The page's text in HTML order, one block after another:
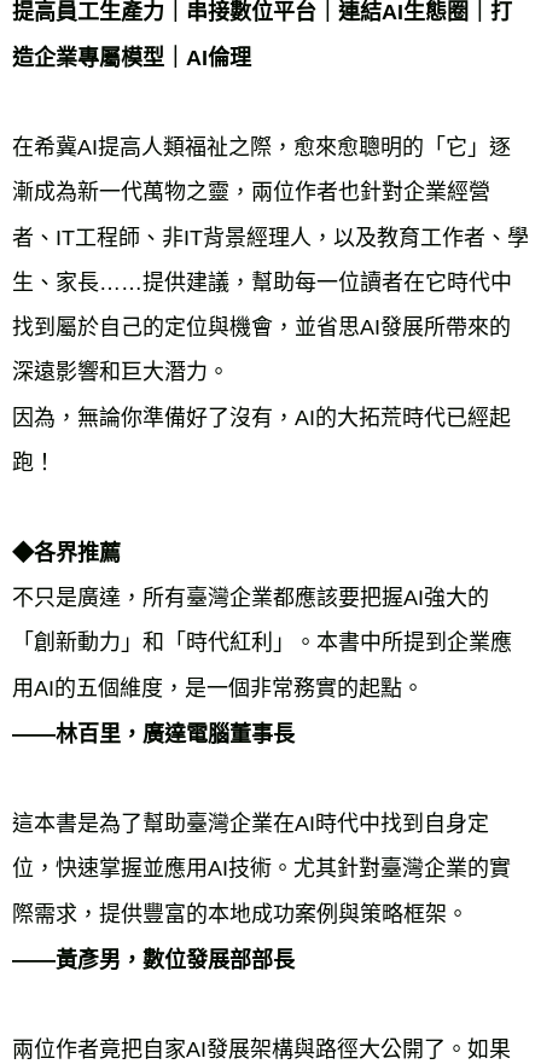
提高員工生產力｜串接數位平台｜連結AI生態圈｜打
造企業專屬模型｜AI倫理
在希冀AI提高人類福祉之際，愈來愈聰明的「它」逐
漸成為新一代萬物之靈，兩位作者也針對企業經營
者、IT工程師、非IT背景經理人，以及教育工作者、學
生、家長……提供建議，幫助每一位讀者在它時代中
找到屬於自己的定位與機會，並省思AI發展所帶來的
深遠影響和巨大潛力。
因為，無論你準備好了沒有，AI的大拓荒時代已經起
跑！
◆各界推薦
不只是廣達，所有臺灣企業都應該要把握AI強大的
「創新動力」和「時代紅利」。本書中所提到企業應
用AI的五個維度，是一個非常務實的起點。
——林百里，廣達電腦董事長
這本書是為了幫助臺灣企業在AI時代中找到自身定
位，快速掌握並應用AI技術。尤其針對臺灣企業的實
際需求，提供豐富的本地成功案例與策略框架。
——黃彥男，數位發展部部長
兩位作者竟把自家AI發展架構與路徑大公開了。如果